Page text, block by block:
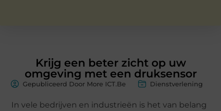
Krijg een beter zicht op uw
omgeving met een druksensor
Gepubliceerd Door More ICT.Be Dienstverlening
In vele bedrijven en industrieën is het van belang